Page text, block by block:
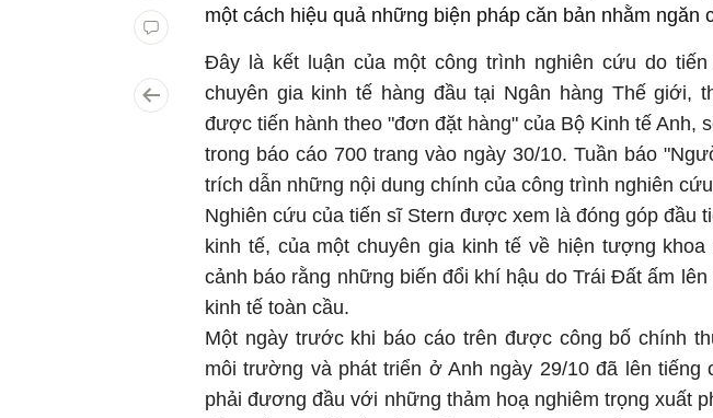
một cách hiệu quả những biện pháp căn bản nhằm ngăn
Đây là kết luận của một công trình nghiên cứu do
chuyên gia kinh tế hàng đầu tại Ngân hàng Thế giới,
được tiến hành theo "đơn đặt hàng" của Bộ Kinh tế Anh,
trong báo cáo 700 trang vào ngày 30/10. Tuần báo
trích dẫn những nội dung chính của công trình nghiên
Nghiên cứu của tiến sĩ Stern được xem là đóng góp đầu
kinh tế, của một chuyên gia kinh tế về hiện tượng
cảnh báo rằng những biến đổi khí hậu do Trái Đất ấm
kinh tế toàn cầu.
Một ngày trước khi báo cáo trên được công bố chính
môi trường và phát triển ở Anh ngày 29/10 đã lên tiếng
phải đương đầu với những thảm hoạ nghiêm trọng xuất